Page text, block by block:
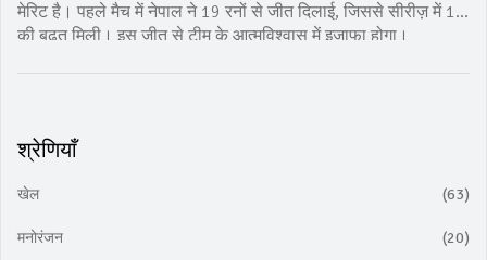
मेरिट है। पहले मैच में नेपाल ने 19 रनों से जीत दिलाई, जिससे सीरीज़ में 1-0
की बढ़त मिली। इस जीत से टीम के आत्मविश्वास में इजाफा होगा।
श्रेणियाँ
खेल (63)
मनोरंजन (20)